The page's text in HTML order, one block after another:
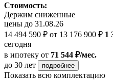
Стоимость:
Держим сниженные
цены до 31.08.26
14 494 590 ₽ от 13 176 900 ₽ 1
сегодня
в ипотеку от 71 544 ₽/мес.
до 30 лет
подробнее
Показать всю комплектацию